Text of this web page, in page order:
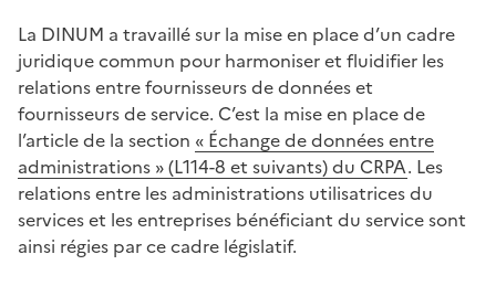
La DINUM a travaillé sur la mise en place d’un cadre
juridique commun pour harmoniser et fluidifier les
relations entre fournisseurs de données et
fournisseurs de service. C’est la mise en place de
l’article de la section « Échange de données entre
administrations » (L114-8 et suivants) du CRPA. Les
relations entre les administrations utilisatrices du
services et les entreprises bénéficiant du service sont
ainsi régies par ce cadre législatif.